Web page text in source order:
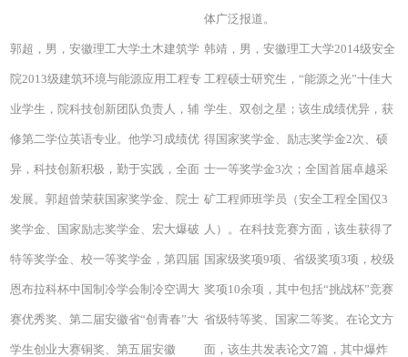
体广泛报道。
郭超，男，安徽理工大学土木建筑学
院2013级建筑环境与能源应用工程专
业学生，院科技创新团队负责人，辅
修第二学位英语专业。他学习成绩优
异，科技创新积极，勤于实践，全面
发展。郭超曾荣获国家奖学金、院士
奖学金、国家励志奖学金、宏大爆破
特等奖学金、校一等奖学金，第四届
恩布拉科杯中国制冷学会制冷空调大
赛优秀奖、第二届安徽省“创青春”大
学生创业大赛铜奖、第五届安徽
韩靖，男，安徽理工大学2014级安全
工程硕士研究生，“能源之光”十佳大
学生、双创之星；该生成绩优异，获
得国家奖学金、励志奖学金2次、硕
士一等奖学金3次；全国首届卓越采
矿工程师班学员（安全工程全国仅3
人）。在科技竞赛方面，该生获得了
国家级奖项9项、省级奖项3项，校级
奖项10余项，其中包括“挑战杯”竞赛
省级特等奖、国家二等奖。在论文方
面，该生共发表论文7篇，其中爆炸